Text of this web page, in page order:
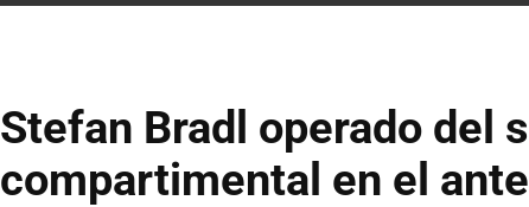
Stefan Bradl operado del
compartimental en el